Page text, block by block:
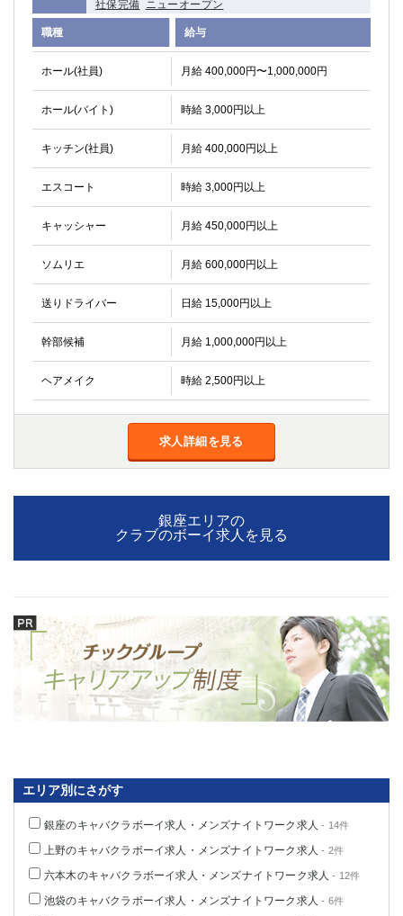
社保完備 ニューオープン
職種 給与
ホール(社員) 月給 400,000円〜1,000,000円
ホール(バイト) 時給 3,000円以上
キッチン(社員) 月給 400,000円以上
エスコート 時給 3,000円以上
キャッシャー 月給 450,000円以上
ソムリエ 月給 600,000円以上
送りドライバー 日給 15,000円以上
幹部候補 月給 1,000,000円以上
ヘアメイク 時給 2,500円以上
求人詳細を見る
銀座エリアの
クラブのボーイ求人を見る
エリア別にさがす
銀座のキャバクラボーイ求人・メンズナイトワーク求人 - 14件
上野のキャバクラボーイ求人・メンズナイトワーク求人 - 2件
六本木のキャバクラボーイ求人・メンズナイトワーク求人 - 12件
池袋のキャバクラボーイ求人・メンズナイトワーク求人 - 6件
三軒茶屋（南口）
①歌舞伎町 ②新宿 ③新宿三丁目 ④西
①歌舞伎町 ②新宿 ③西部新宿 ③東新宿
①歌舞伎町 ②新宿
①東武練馬 ②成増・板橋 ③大山 ②池袋
池袋東口
金町
大井町
大泉学園
下赤塚
水道橋
浅草
新小岩
幡ヶ谷
祖師ヶ谷大蔵
小岩
湯島
久米川
市川
西麻布
神奈川県
武蔵小杉
橋本
横浜・桜木町
関内・馬車道・日ノ出町 武蔵新城
元住吉
茅ヶ崎
厚木
横須賀
桜木町
埼玉県
草加
南浦和
所沢
獨協大学前＜草加松原＞
北浦和（西口）
春日部
川口
千葉県